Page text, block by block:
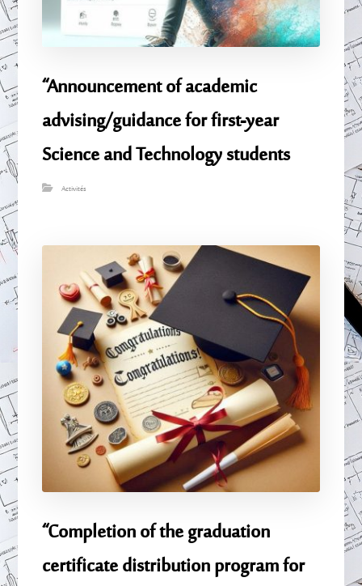
“Announcement of academic
advising/guidance for first-year
Science and Technology students
Activités
“Completion of the graduation
certificate distribution program for